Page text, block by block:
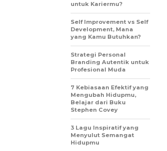
untuk Kariermu?
Self Improvement vs Self
Development, Mana
yang Kamu Butuhkan?
Strategi Personal
Branding Autentik untuk
Profesional Muda
7 Kebiasaan Efektif yang
Mengubah Hidupmu,
Belajar dari Buku
Stephen Covey
3 Lagu Inspiratif yang
Menyulut Semangat
Hidupmu